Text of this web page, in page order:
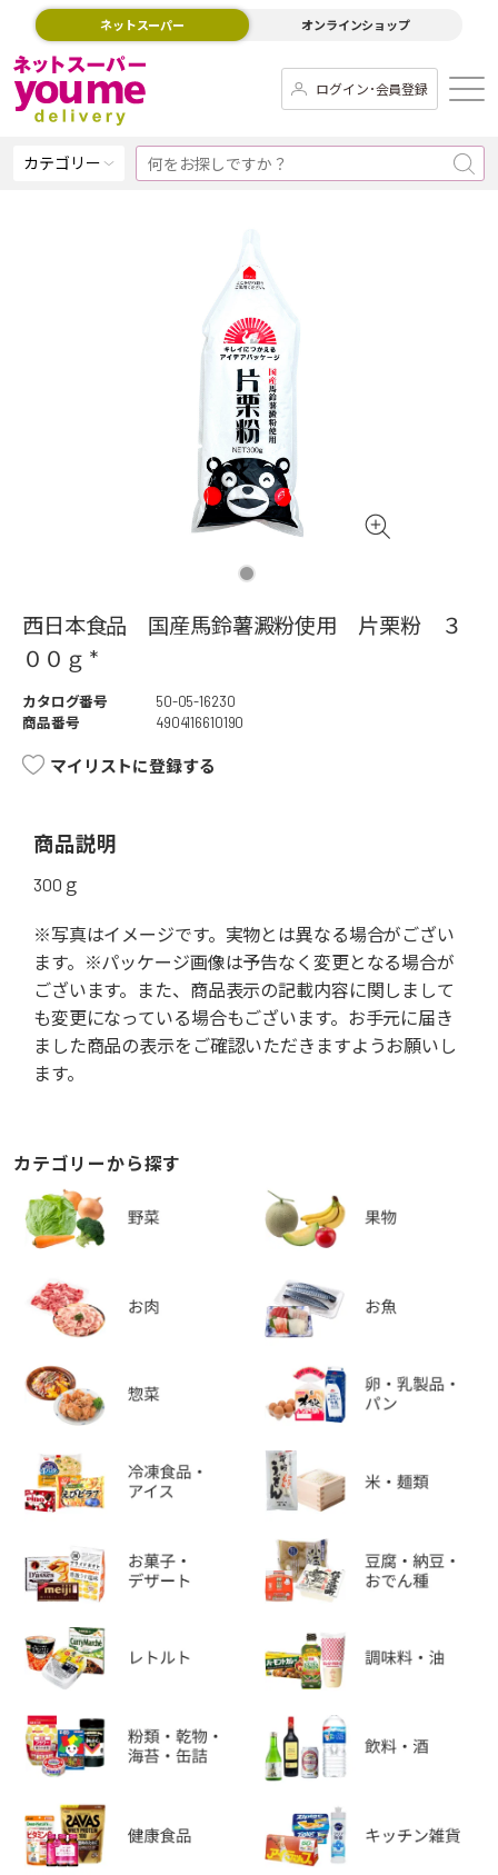
ネットスーパー オンラインショップ
ログイン･会員登録
カテゴリー
西日本食品 国産馬鈴薯澱粉使用 片栗粉 ３
００ｇ *
カタログ番号
50-05-16230
商品番号
4904116610190
マイリストに登録する
商品説明
300ｇ
※写真はイメージです。実物とは異なる場合がござい
ます。※パッケージ画像は予告なく変更となる場合が
ございます。また、商品表示の記載内容に関しまして
も変更になっている場合もございます。お手元に届き
ました商品の表示をご確認いただきますようお願いし
ます。
カテゴリーから探す